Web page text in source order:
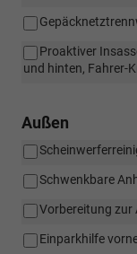
Proaktiver
und hinten, Fahrer-
Außen
Schwenkbare
Vorbereitung
Einparkhilfe